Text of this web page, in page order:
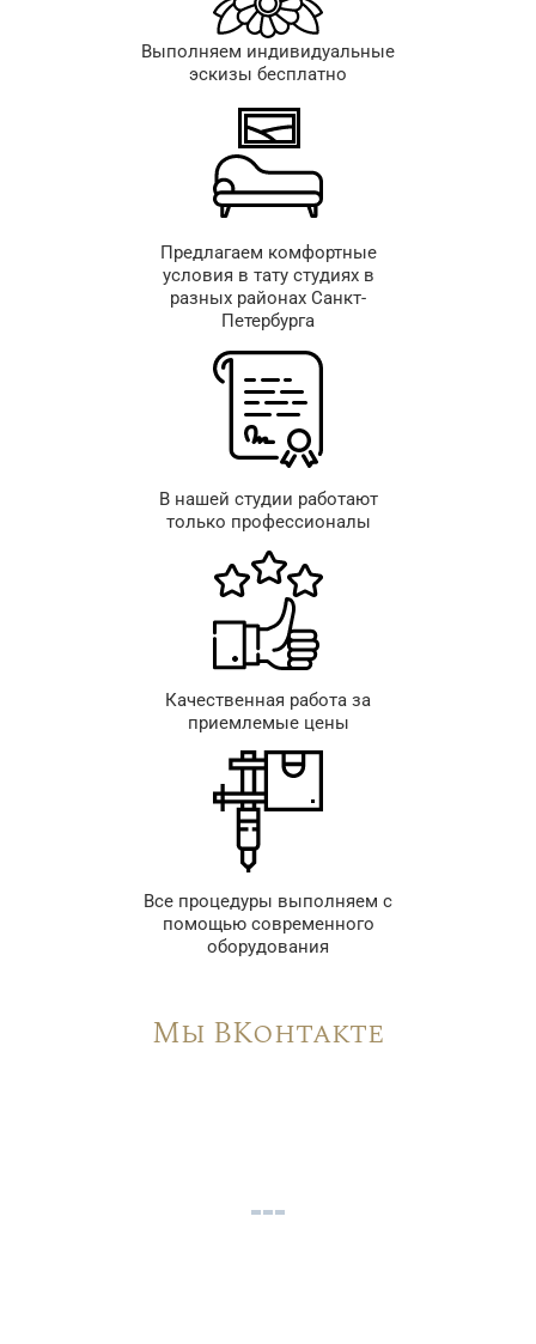
Выполняем индивидуальные
эскизы бесплатно
Предлагаем комфортные
условия в тату студиях в
разных районах Санкт-
Петербурга
В нашей студии работают
только профессионалы
Качественная работа за
приемлемые цены
Все процедуры выполняем с
помощью современного
оборудования
Мы ВКонтакте